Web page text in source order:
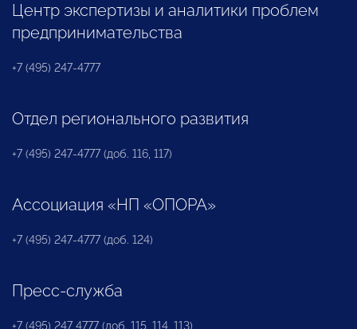
Центр экспертизы и аналитики проблем
предпринимательства
+7 (495) 247-4777
Отдел регионального развития
+7 (495) 247-4777 (доб. 116, 117)
Ассоциация «НП «ОПОРА»
+7 (495) 247-4777 (доб. 124)
Пресс-служба
+7 (495) 247 4777 (доб. 115, 114, 113)